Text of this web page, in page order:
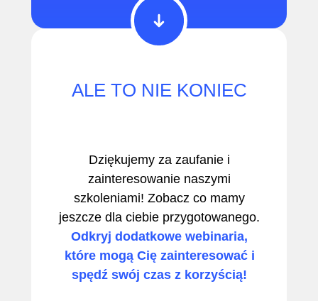
Dziękujemy za zaufanie i
zainteresowanie naszymi
szkoleniami! Zobacz co mamy
jeszcze dla ciebie przygotowanego.
Odkryj dodatkowe webinaria,
które mogą Cię zainteresować i
spędź swój czas z korzyścią!
ALE TO NIE KONIEC